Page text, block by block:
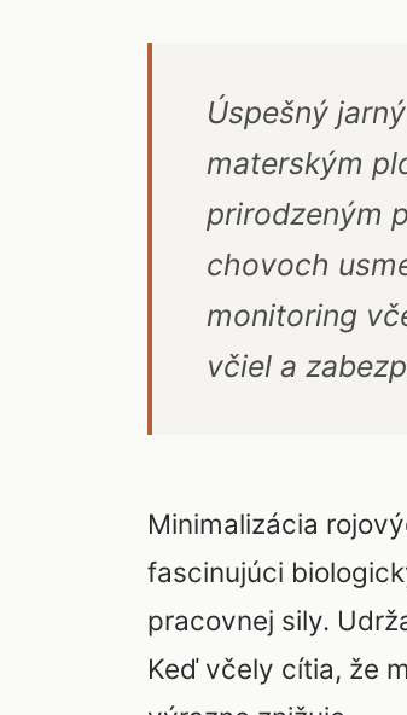
Úspešný
materským
prirodzeným
chovoch
monitoring
včiel a
Minimalizácia
fascinujúci
pracovnej sily.
Keď včely cítia, že